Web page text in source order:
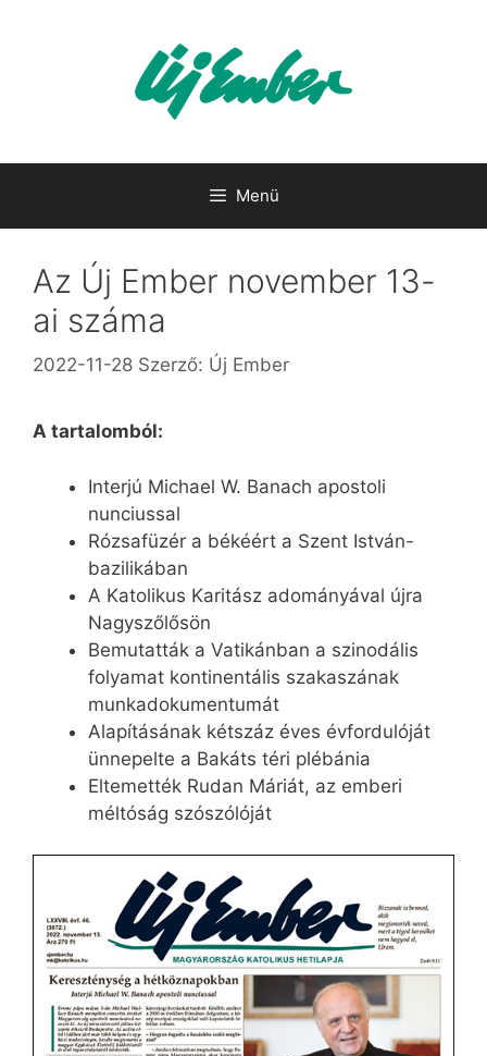
Menü
Az Új Ember november 13-
ai száma
2022-11-28 Szerző: Új Ember
A tartalomból:
Interjú Michael W. Banach apostoli
nunciussal
Rózsafüzér a békéért a Szent István-
bazilikában
A Katolikus Karitász adományával újra
Nagyszőlősön
Bemutatták a Vatikánban a szinodális
folyamat kontinentális szakaszának
munkadokumentumát
Alapításának kétszáz éves évfordulóját
ünnepelte a Bakáts téri plébánia
Eltemették Rudan Máriát, az emberi
méltóság szószólóját